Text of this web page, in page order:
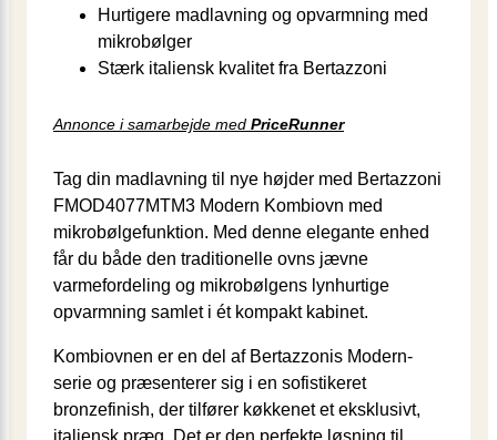
Hurtigere madlavning og opvarmning med
mikrobølger
Stærk italiensk kvalitet fra Bertazzoni
Annonce i samarbejde med PriceRunner
Tag din madlavning til nye højder med Bertazzoni
FMOD4077MTM3 Modern Kombiovn med
mikrobølgefunktion. Med denne elegante enhed
får du både den traditionelle ovns jævne
varmefordeling og mikrobølgens lynhurtige
opvarmning samlet i ét kompakt kabinet.
Kombiovnen er en del af Bertazzonis Modern-
serie og præsenterer sig i en sofistikeret
bronzefinish, der tilfører køkkenet et eksklusivt,
italiensk præg. Det er den perfekte løsning til